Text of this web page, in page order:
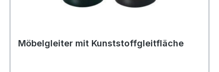
Möbelgleiter mit Kunststoffgleitfläche